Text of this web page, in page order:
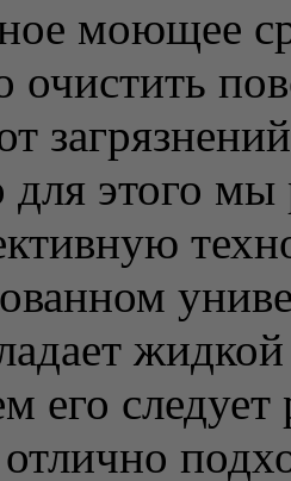
моющее
очистить
этого мы
его